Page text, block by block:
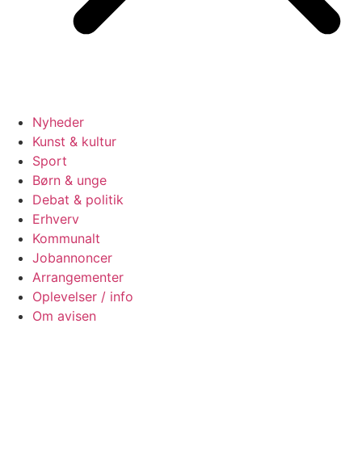
Nyheder
Kunst & kultur
Sport
Børn & unge
Debat & politik
Erhverv
Kommunalt
Jobannoncer
Arrangementer
Oplevelser / info
Om avisen